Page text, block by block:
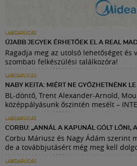
LABDARÚGÁS
ÚJABB JEGYEK ÉRHETŐEK EL A REAL
Ragadja meg az utolsó lehetőséget és
szombati felkészülési találkozóra!
LABDARÚGÁS
NABY KEITA: MIÉRT NE GYŐZHETNÉNK
BL-döntő, Trent Alexander-Arnold,
középpályásunk őszintén mesélt –
LABDARÚGÁS
CORBU: „ANNÁL A KAPUNÁL GÓLT LŐNI,
Corbu Máriusz és Nagy Ádám szerint
de a továbbjutásért még meg kell
LABDARÚGÁS